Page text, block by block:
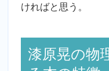
ければと思う。
漆原晃の物